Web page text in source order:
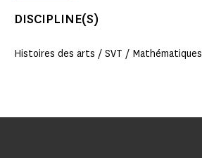
DISCIPLINE(S)
Histoires des arts / SVT / Mathématiques